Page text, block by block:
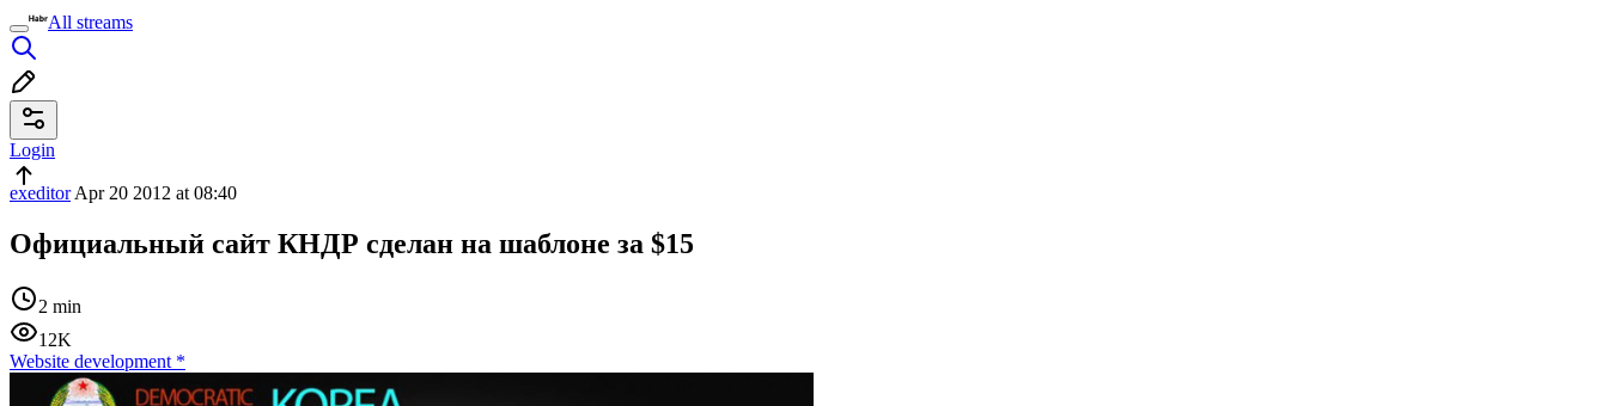
All streams
Login
exeditorApr 20 2012 at 08:40
Официальный сайт КНДР сделан на шаблоне за $15
2 min
12K
Website development *